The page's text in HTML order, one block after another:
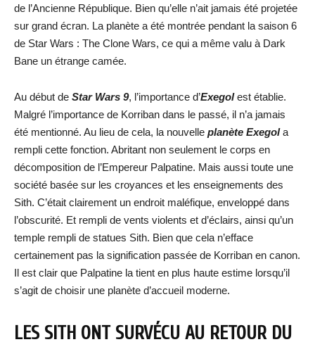
de l’Ancienne République. Bien qu’elle n’ait jamais été projetée
sur grand écran. La planète a été montrée pendant la saison 6
de Star Wars : The Clone Wars, ce qui a même valu à Dark
Bane un étrange camée.
Au début de Star Wars 9, l’importance d’Exegolest établie.
Malgré l’importance de Korriban dans le passé, il n’a jamais
été mentionné. Au lieu de cela, la nouvelle planète Exegola
rempli cette fonction. Abritant non seulement le corps en
décomposition de l’Empereur Palpatine. Mais aussi toute une
société basée sur les croyances et les enseignements des
Sith. C’était clairement un endroit maléfique, enveloppé dans
l’obscurité. Et rempli de vents violents et d’éclairs, ainsi qu’un
temple rempli de statues Sith. Bien que cela n’efface
certainement pas la signification passée de Korriban en canon.
Il est clair que Palpatine la tient en plus haute estime lorsqu’il
s’agit de choisir une planète d’accueil moderne.
LES SITH ONT SURVÉCU AU RETOUR DU